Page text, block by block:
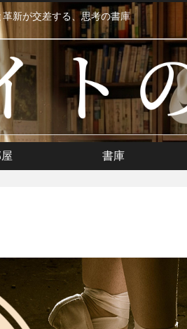
革新が交差する、思考の書庫
書庫